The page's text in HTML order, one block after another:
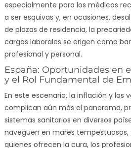
especialmente para los médicos
a ser esquivas y, en ocasiones,
de plazas de residencia, la
cargas laborales se erigen como
profesional y personal.
España: Oportunidades en
y el Rol Fundamental de
En este escenario, la inflación y las
complican aún más el panorama,
sistemas sanitarios en diversos
naveguen en mares
quienes ofrecen la cura, los